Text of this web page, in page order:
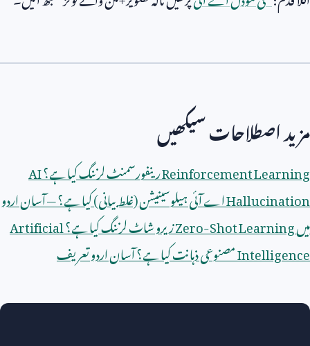
مزید اصطلاحات سیکھیں
Reinforcement Learningرینفورسمنٹ لرننگ کیا ہے؟AI
Hallucinationاے آئی ہیلوسینیشن (غلط بیانی) کیا ہے؟ — آسان اردو
میںZero-Shot Learningزیرو شاٹ لرننگ کیا ہے؟Artificial
Intelligenceمصنوعی ذہانت کیا ہے؟ آسان اردو تعریف